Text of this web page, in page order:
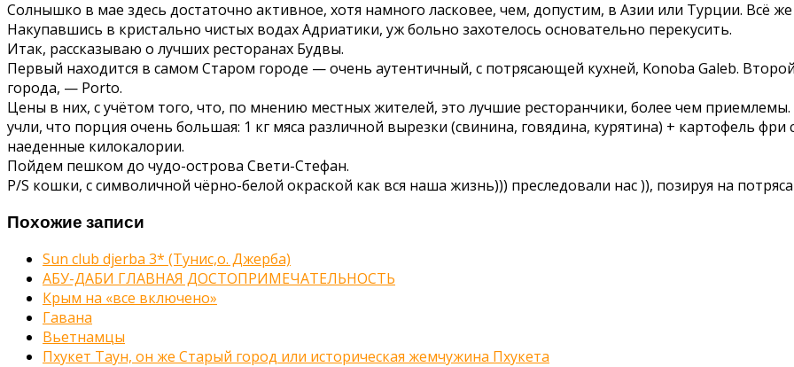
Солнышко в мае здесь достаточно активное, хотя намного ласковее, чем, допустим, в Азии или Турции. Всё
Накупавшись в кристально чистых водах Адриатики, уж больно захотелось основательно перекусить.
Итак, рассказываю о лучших ресторанах Будвы.
Первый находится в самом Старом городе — очень аутентичный, с потрясающей кухней, Konoba Galeb.
города, — Porto.
Цены в них, с учётом того, что, по мнению местных жителей, это лучшие ресторанчики, более чем
учли, что порция очень большая: 1 кг мяса различной вырезки (свинина, говядина, курятина) + картофель
наеденные килокалории.
Пойдем пешком до чудо-острова Свети-Стефан.
P/S кошки, с символичной чёрно-белой окраской как вся наша жизнь))) преследовали нас )), позируя на
Похожие записи
Sun club djerba 3* (Тунис,о. Джерба)
АБУ-ДАБИ ГЛАВНАЯ ДОСТОПРИМЕЧАТЕЛЬНОСТЬ
Крым на «все включено»
Гавана
Вьетнамцы
Пхукет Таун, он же Старый город или историческая жемчужина Пхукета